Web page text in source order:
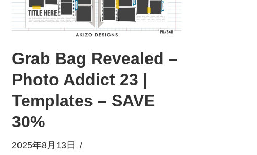
Grab Bag Revealed –
Photo Addict 23 |
Templates – SAVE
30%
2025年8月13日